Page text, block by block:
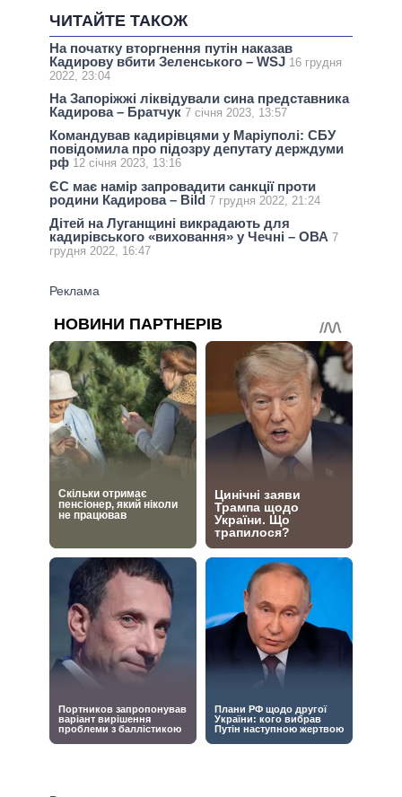
ЧИТАЙТЕ ТАКОЖ
На початку вторгнення путін наказав
Кадирову вбити Зеленського – WSJ 16 грудня
2022, 23:04
На Запоріжжі ліквідували сина представника
Кадирова – Братчук 7 січня 2023, 13:57
Командував кадирівцями у Маріуполі: СБУ
повідомила про підозру депутату держдуми
рф 12 січня 2023, 13:16
ЄС має намір запровадити санкції проти
родини Кадирова – Bild 7 грудня 2022, 21:24
Дітей на Луганщині викрадають для
кадирівського «виховання» у Чечні – ОВА 7
грудня 2022, 16:47